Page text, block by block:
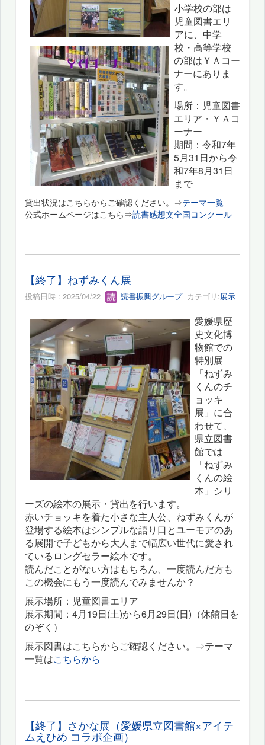
小学校の部は
児童図書エリ
アに、中学
校・高等学校
の部はＹＡコー
ナーにありま
す。
場所：児童図書
エリア・ＹＡコ
ーナー
期間：令和7年
5月31日から令
和7年8月31日
まで
貸出状況はこちらからご確認ください。⇒テーマ一覧
公式ホームページはこちら⇒読書感想文全国コンクール
【終了】ねずみくん展
投稿日時 : 2025/04/22 読書振興グループカテゴリ:展示
愛媛県歴
史文化博
物館での
特別展
「ねずみ
くんのチ
ョッキ
展」に合
わせて、
県立図書
館では
「ねずみ
くんの絵
本」シリ
ーズの絵本の展示・貸出を行います。
赤いチョッキを着た小さな主人公、ねずみくんが
登場する絵本はシンプルな語り口とユーモアのあ
る展開で子どもから大人まで幅広い世代に愛され
ているロングセラー絵本です。
読んだことがない方はもちろん、一度読んだ方も
この機会にもう一度読んでみませんか？
展示場所：児童図書エリア
展示期間：4月19日(土)から6月29日(日)（休館日を
のぞく）
展示図書はこちらからご確認ください。⇒テーマ
一覧はこちらから
【終了】さかな展（愛媛県立図書館×アイテ
ムえひめ コラボ企画）